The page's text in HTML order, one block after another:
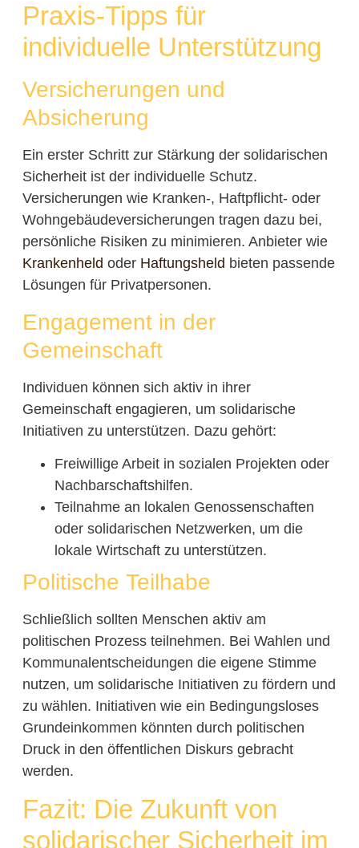
Praxis-Tipps für
individuelle Unterstützung
Versicherungen und
Absicherung
Ein erster Schritt zur Stärkung der solidarischen
Sicherheit ist der individuelle Schutz.
Versicherungen wie Kranken-, Haftpflicht- oder
Wohngebäudeversicherungen tragen dazu bei,
persönliche Risiken zu minimieren. Anbieter wie
Krankenheld oder Haftungsheld bieten passende
Lösungen für Privatpersonen.
Engagement in der
Gemeinschaft
Individuen können sich aktiv in ihrer
Gemeinschaft engagieren, um solidarische
Initiativen zu unterstützen. Dazu gehört:
Freiwillige Arbeit in sozialen Projekten oder
Nachbarschaftshilfen.
Teilnahme an lokalen Genossenschaften
oder solidarischen Netzwerken, um die
lokale Wirtschaft zu unterstützen.
Politische Teilhabe
Schließlich sollten Menschen aktiv am
politischen Prozess teilnehmen. Bei Wahlen und
Kommunalentscheidungen die eigene Stimme
nutzen, um solidarische Initiativen zu fördern und
zu wählen. Initiativen wie ein Bedingungsloses
Grundeinkommen könnten durch politischen
Druck in den öffentlichen Diskurs gebracht
werden.
Fazit: Die Zukunft von
solidarischer Sicherheit im